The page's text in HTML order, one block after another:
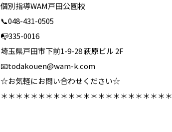
個別指導WAM戸田公園校
📞048-431-0505
📭335-0016
埼玉県戸田市下前1-9-28 萩原ビル 2F
📧todakouen@wam-k.com
☆お気軽にお問い合わせください☆
＊＊＊＊＊＊＊＊＊＊＊＊＊＊＊＊＊＊＊＊＊＊＊